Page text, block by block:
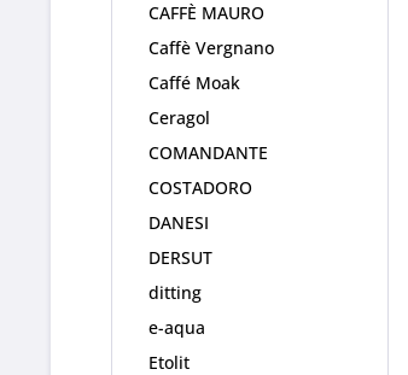
CAFFÈ MAURO
Caffè Vergnano
Caffé Moak
Ceragol
COMANDANTE
COSTADORO
DANESI
DERSUT
ditting
e-aqua
Etolit